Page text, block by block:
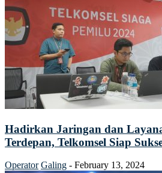
Hadirkan Jaringan dan
Terdepan, Telkomsel Siap
Operator Galing - February 13, 2024